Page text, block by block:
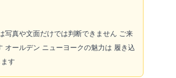
写真や文面だけでは判断できません ご来
オールデン ニューヨークの魅力は 履き込
す